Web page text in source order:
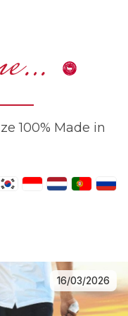
100% Made in
16/03/2026